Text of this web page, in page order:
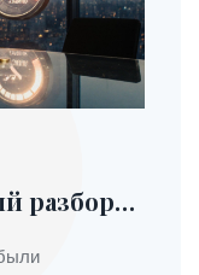
разбор